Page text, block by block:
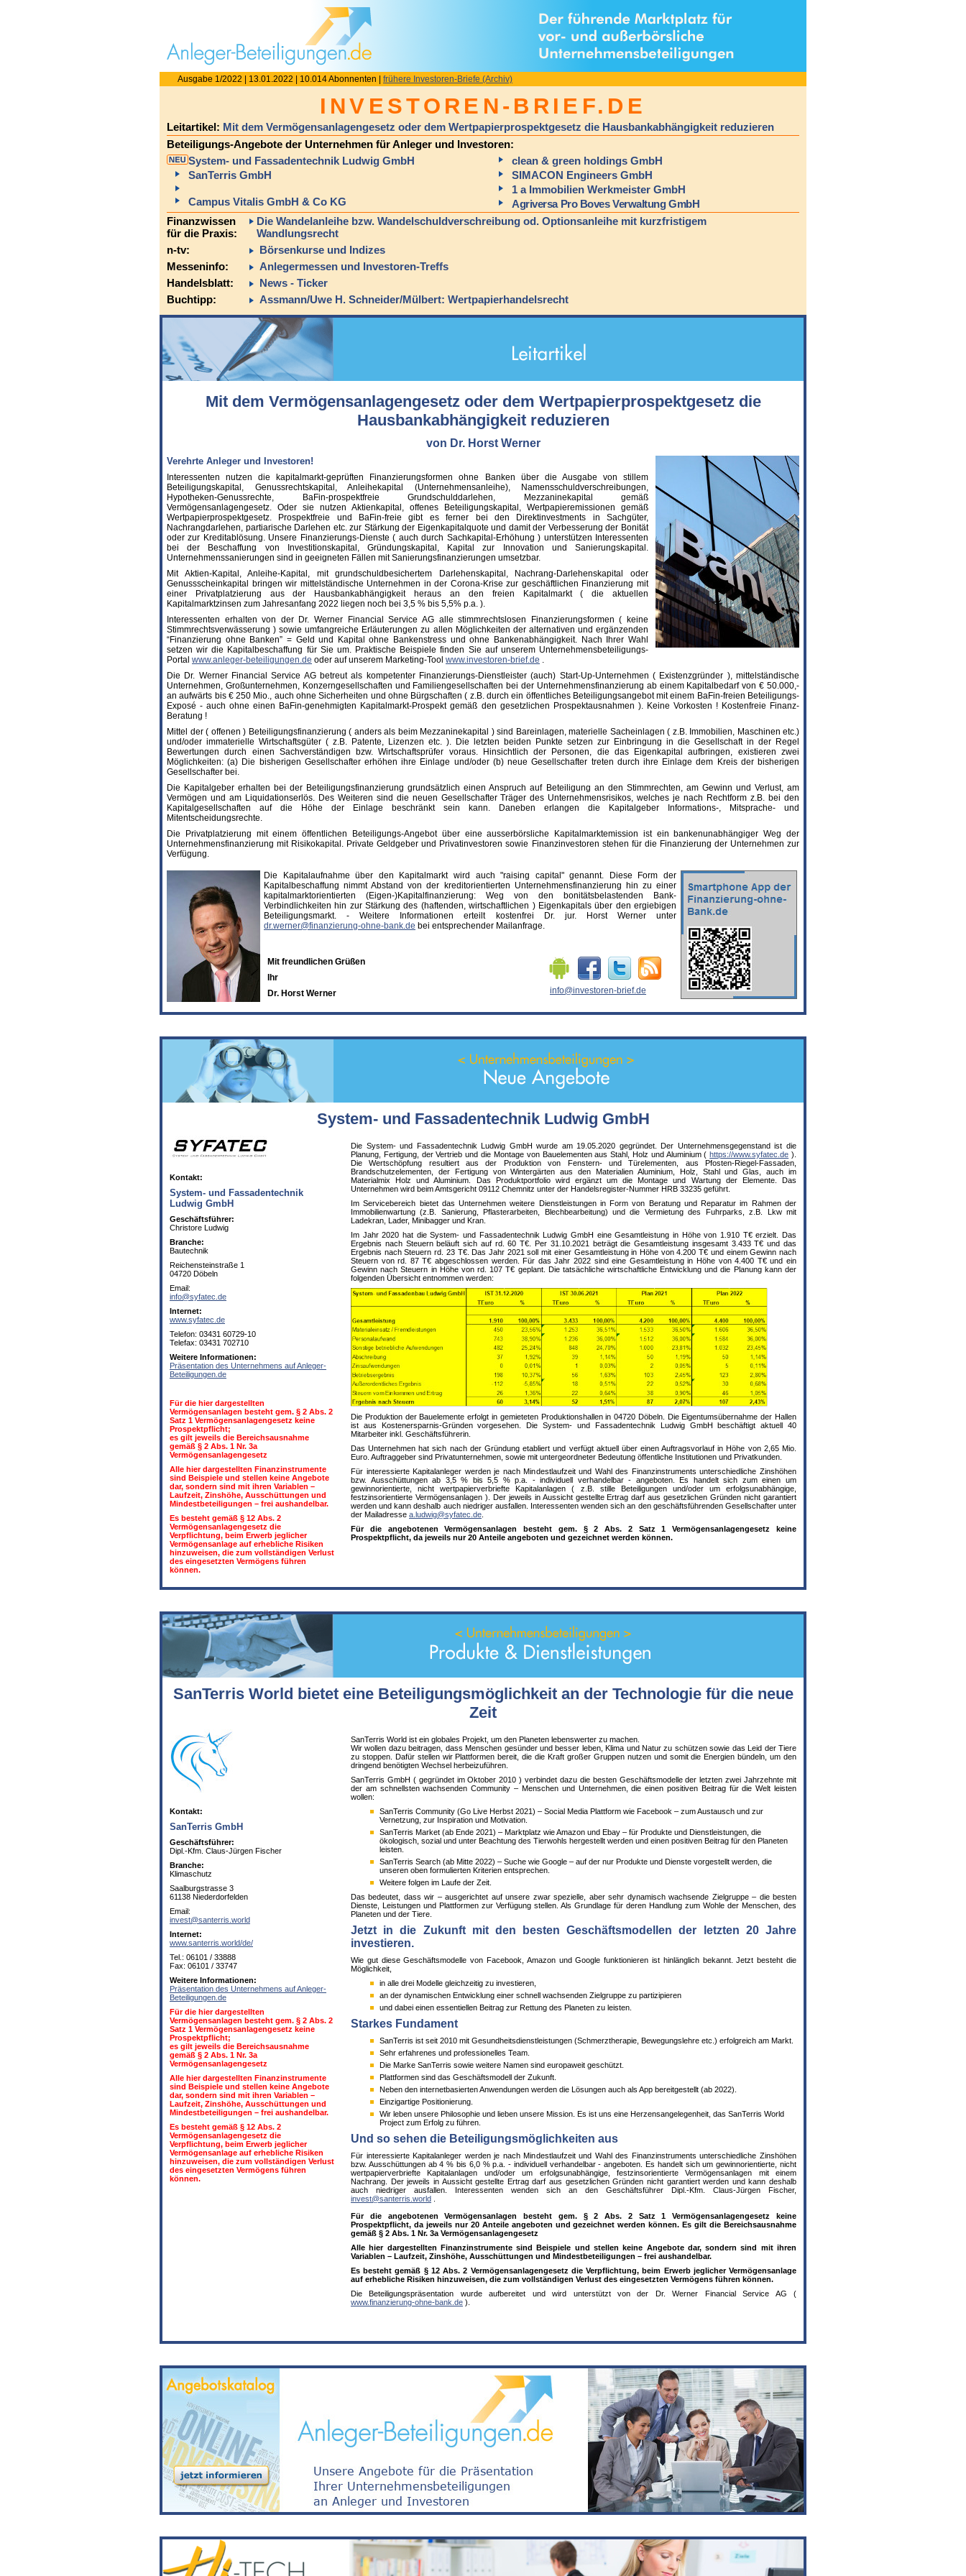
Ausgabe 1/2022 | 13.01.2022 | 10.014 Abonnenten | frühere Investoren-Briefe (Archiv)
INVESTOREN-BRIEF.DE
Leitartikel: Mit dem Vermögensanlagengesetz oder dem Wertpapierprospektgesetz die Hausbankabhängigkeit reduzieren
Beteiligungs-Angebote der Unternehmen für Anleger und Investoren:
System- und Fassadentechnik Ludwig GmbH
SanTerris GmbH
Campus Vitalis GmbH & Co KG
clean & green holdings GmbH
SIMACON Engineers GmbH
1 a Immobilien Werkmeister GmbH
Agriversa Pro Boves Verwaltung GmbH
Finanzwissen
für die Praxis:
Die Wandelanleihe bzw. Wandelschuldverschreibung od. Optionsanleihe mit kurzfristigem
Wandlungsrecht
n-tv:
Börsenkurse und Indizes
Messeninfo:
Anlegermessen und Investoren-Treffs
Handelsblatt:
News - Ticker
Buchtipp:
Assmann/Uwe H. Schneider/Mülbert: Wertpapierhandelsrecht
Mit dem Vermögensanlagengesetz oder dem Wertpapierprospektgesetz die
Hausbankabhängigkeit reduzieren
von Dr. Horst Werner
Verehrte Anleger und Investoren!
Interessenten nutzen die kapitalmarkt-geprüften Finanzierungsformen ohne Banken über die Ausgabe von stillem
Beteiligungskapital, Genussrechtskapital, Anleihekapital (Unternehmensanleihe), Namensschuldverschreibungen,
Hypotheken-Genussrechte, BaFin-prospektfreie Grundschulddarlehen, Mezzaninekapital gemäß
Vermögensanlagengesetz. Oder sie nutzen Aktienkapital, offenes Beteiligungskapital, Wertpapieremissionen gemäß
Wertpapierprospektgesetz. Prospektfreie und BaFin-freie gibt es ferner bei den Direktinvestments in Sachgüter,
Nachrangdarlehen, partiarische Darlehen etc. zur Stärkung der Eigenkapitalquote und damit der Verbesserung der Bonität
oder zur Kreditablösung. Unsere Finanzierungs-Dienste ( auch durch Sachkapital-Erhöhung ) unterstützen Interessenten
bei der Beschaffung von Investitionskapital, Gründungskapital, Kapital zur Innovation und Sanierungskapital.
Unternehmenssanierungen sind in geeigneten Fällen mit Sanierungsfinanzierungen umsetzbar.
Mit Aktien-Kapital, Anleihe-Kapital, mit grundschuldbesichertem Darlehenskapital, Nachrang-Darlehenskapital oder
Genussscheinkapital bringen wir mittelständische Unternehmen in der Corona-Krise zur geschäftlichen Finanzierung mit
einer Privatplatzierung aus der Hausbankabhängigkeit heraus an den freien Kapitalmarkt ( die aktuellen
Kapitalmarktzinsen zum Jahresanfang 2022 liegen noch bei 3,5 % bis 5,5% p.a. ).
Interessenten erhalten von der Dr. Werner Financial Service AG alle stimmrechtslosen Finanzierungsformen ( keine
Stimmrechtsverwässerung ) sowie umfangreiche Erläuterungen zu allen Möglichkeiten der alternativen und ergänzenden
“Finanzierung ohne Banken” = Geld und Kapital ohne Bankenstress und ohne Bankenabhängigkeit. Nach Ihrer Wahl
setzen wir die Kapitalbeschaffung für Sie um. Praktische Beispiele finden Sie auf unserem Unternehmensbeteiligungs-
Portal www.anleger-beteiligungen.de oder auf unserem Marketing-Tool www.investoren-brief.de .
Die Dr. Werner Financial Service AG betreut als kompetenter Finanzierungs-Dienstleister (auch) Start-Up-Unternehmen ( Existenzgründer ), mittelständische
Unternehmen, Großunternehmen, Konzerngesellschaften und Familiengesellschaften bei der Unternehmensfinanzierung ab einem Kapitalbedarf von € 50.000,-
an aufwärts bis € 250 Mio., auch ohne Sicherheiten und ohne Bürgschaften ( z.B. durch ein öffentliches Beteiligungsangebot mit einem BaFin-freien Beteiligungs-
Exposé - auch ohne einen BaFin-genehmigten Kapitalmarkt-Prospekt gemäß den gesetzlichen Prospektausnahmen ). Keine Vorkosten ! Kostenfreie Finanz-
Beratung !
Mittel der ( offenen ) Beteiligungsfinanzierung ( anders als beim Mezzaninekapital ) sind Bareinlagen, materielle Sacheinlagen ( z.B. Immobilien, Maschinen etc.)
und/oder immaterielle Wirtschaftsgüter ( z.B. Patente, Lizenzen etc. ). Die letzten beiden Punkte setzen zur Einbringung in die Gesellschaft in der Regel
Bewertungen durch einen Sachverständigen bzw. Wirtschaftsprüfer voraus. Hinsichtlich der Personen, die das Eigenkapital aufbringen, existieren zwei
Möglichkeiten: (a) Die bisherigen Gesellschafter erhöhen ihre Einlage und/oder (b) neue Gesellschafter treten durch ihre Einlage dem Kreis der bisherigen
Gesellschafter bei.
Die Kapitalgeber erhalten bei der Beteiligungsfinanzierung grundsätzlich einen Anspruch auf Beteiligung an den Stimmrechten, am Gewinn und Verlust, am
Vermögen und am Liquidationserlös. Des Weiteren sind die neuen Gesellschafter Träger des Unternehmensrisikos, welches je nach Rechtform z.B. bei den
Kapitalgesellschaften auf die Höhe der Einlage beschränkt sein kann. Daneben erlangen die Kapitalgeber Informations-, Mitsprache- und
Mitentscheidungsrechte.
Die Privatplatzierung mit einem öffentlichen Beteiligungs-Angebot über eine ausserbörsliche Kapitalmarktemission ist ein bankenunabhängiger Weg der
Unternehmensfinanzierung mit Risikokapital. Private Geldgeber und Privatinvestoren sowie Finanzinvestoren stehen für die Finanzierung der Unternehmen zur
Verfügung.
Die Kapitalaufnahme über den Kapitalmarkt wird auch "raising capital" genannt. Diese Form der
Kapitalbeschaffung nimmt Abstand von der kreditorientierten Unternehmensfinanzierung hin zu einer
kapitalmarktorientierten (Eigen-)Kapitalfinanzierung: Weg von den bonitätsbelastenden Bank-
Verbindlichkeiten hin zur Stärkung des (haftenden, wirtschaftlichen ) Eigenkapitals über den ergiebigen
Beteiligungsmarkt. - Weitere Informationen erteilt kostenfrei Dr. jur. Horst Werner unter
dr.werner@finanzierung-ohne-bank.de bei entsprechender Mailanfrage.
Mit freundlichen Grüßen
Ihr
Dr. Horst Werner
info@investoren-brief.de
System- und Fassadentechnik Ludwig GmbH
Die System- und Fassadentechnik Ludwig GmbH wurde am 19.05.2020 gegründet. Der Unternehmensgegenstand ist die
Planung, Fertigung, der Vertrieb und die Montage von Bauelementen aus Stahl, Holz und Aluminium (https://www.syfatec.de ).
Die Wertschöpfung resultiert aus der Produktion von Fenstern- und Türelementen, aus Pfosten-Riegel-Fassaden,
Brandschutzelementen, der Fertigung von Wintergärten aus den Materialien Aluminium, Holz, Stahl und Glas, auch im
Materialmix Holz und Aluminium. Das Produktportfolio wird ergänzt um die Montage und Wartung der Elemente. Das
Unternehmen wird beim Amtsgericht 09112 Chemnitz unter der Handelsregister-Nummer HRB 33235 geführt.
Im Servicebereich bietet das Unternehmen weitere Dienstleistungen in Form von Beratung und Reparatur im Rahmen der
Immobilienwartung (z.B. Sanierung, Pflasterarbeiten, Blechbearbeitung) und die Vermietung des Fuhrparks, z.B. Lkw mit
Ladekran, Lader, Minibagger und Kran.
Im Jahr 2020 hat die System- und Fassadentechnik Ludwig GmbH eine Gesamtleistung in Höhe von 1.910 T€ erzielt. Das
Ergebnis nach Steuern beläuft sich auf rd. 60 T€. Per 31.10.2021 beträgt die Gesamtleistung insgesamt 3.433 T€ und das
Ergebnis nach Steuern rd. 23 T€. Das Jahr 2021 soll mit einer Gesamtleistung in Höhe von 4.200 T€ und einem Gewinn nach
Steuern von rd. 87 T€ abgeschlossen werden. Für das Jahr 2022 sind eine Gesamtleistung in Höhe von 4.400 T€ und ein
Gewinn nach Steuern in Höhe von rd. 107 T€ geplant. Die tatsächliche wirtschaftliche Entwicklung und die Planung kann der
folgenden Übersicht entnommen werden:
Die Produktion der Bauelemente erfolgt in gemieteten Produktionshallen in 04720 Döbeln. Die Eigentumsübernahme der Hallen
ist aus Kostenersparnis-Gründen vorgesehen. Die System- und Fassadentechnik Ludwig GmbH beschäftigt aktuell 40
Mitarbeiter inkl. Geschäftsführerin.
Das Unternehmen hat sich nach der Gründung etabliert und verfügt aktuell über einen Auftragsvorlauf in Höhe von 2,65 Mio.
Euro. Auftraggeber sind Privatunternehmen, sowie mit untergeordneter Bedeutung öffentliche Institutionen und Privatkunden.
Für interessierte Kapitalanleger werden je nach Mindestlaufzeit und Wahl des Finanzinstruments unterschiedliche Zinshöhen
bzw. Ausschüttungen ab 3,5 % bis 5,5 % p.a. - individuell verhandelbar - angeboten. Es handelt sich zum einen um
gewinnorientierte, nicht wertpapierverbriefte Kapitalanlagen ( z.B. stille Beteiligungen und/oder um erfolgsunabhängige,
festzinsorientierte Vermögensanlagen ). Der jeweils in Aussicht gestellte Ertrag darf aus gesetzlichen Gründen nicht garantiert
werden und kann deshalb auch niedriger ausfallen. Interessenten wenden sich an den geschäftsführenden Gesellschafter unter
der Mailadresse a.ludwig@syfatec.de
Für die angebotenen Vermögensanlagen besteht gem. § 2 Abs. 2 Satz 1 Vermögensanlagengesetz keine
Prospektpflicht, da jeweils nur 20 Anteile angeboten und gezeichnet werden können.
Kontakt:
System- und Fassadentechnik
Ludwig GmbH
Geschäftsführer:
Christore Ludwig
Branche:
Bautechnik
Reichensteinstraße 1
04720 Döbeln
Email:
info@syfatec.de
Internet:
www.syfatec.de
Telefon: 03431 60729-10
Telefax: 03431 702710
Weitere Informationen:
Präsentation des Unternehmens auf Anleger-
Beteiligungen.de
Für die hier dargestellten
Vermögensanlagen besteht gem. § 2 Abs. 2
Satz 1 Vermögensanlagengesetz keine
Prospektpflicht;
es gilt jeweils die Bereichsausnahme
gemäß § 2 Abs. 1 Nr. 3a
Vermögensanlagengesetz
Alle hier dargestellten Finanzinstrumente
sind Beispiele und stellen keine Angebote
dar, sondern sind mit ihren Variablen –
Laufzeit, Zinshöhe, Ausschüttungen und
Mindestbeteiligungen – frei aushandelbar.
Es besteht gemäß § 12 Abs. 2
Vermögensanlagengesetz die
Verpflichtung, beim Erwerb jeglicher
Vermögensanlage auf erhebliche Risiken
hinzuweisen, die zum vollständigen Verlust
des eingesetzten Vermögens führen
können.
SanTerris World bietet eine Beteiligungsmöglichkeit an der Technologie für die neue
Zeit
SanTerris World ist ein globales Projekt, um den Planeten lebenswerter zu machen.
Wir wollen dazu beitragen, dass Menschen gesünder und besser leben, Klima und Natur zu schützen sowie das Leid der Tiere
zu stoppen. Dafür stellen wir Plattformen bereit, die die Kraft großer Gruppen nutzen und somit die Energien bündeln, um den
dringend benötigten Wechsel herbeizuführen.
SanTerris GmbH ( gegründet im Oktober 2010 ) verbindet dazu die besten Geschäftsmodelle der letzten zwei Jahrzehnte mit
der am schnellsten wachsenden Community – Menschen und Unternehmen, die einen positiven Beitrag für die Welt leisten
wollen:
SanTerris Community (Go Live Herbst 2021) – Social Media Plattform wie Facebook – zum Austausch und zur
Vernetzung, zur Inspiration und Motivation.
SanTerris Market (ab Ende 2021) – Marktplatz wie Amazon und Ebay – für Produkte und Dienstleistungen, die
ökologisch, sozial und unter Beachtung des Tierwohls hergestellt werden und einen positiven Beitrag für den Planeten
leisten.
SanTerris Search (ab Mitte 2022) – Suche wie Google – auf der nur Produkte und Dienste vorgestellt werden, die
unseren oben formulierten Kriterien entsprechen.
Weitere folgen im Laufe der Zeit.
Das bedeutet, dass wir – ausgerichtet auf unsere zwar spezielle, aber sehr dynamisch wachsende Zielgruppe – die besten
Dienste, Leistungen und Plattformen zur Verfügung stellen. Als Grundlage für deren Handlung zum Wohle der Menschen, des
Planeten und der Tiere.
Jetzt in die Zukunft mit den besten Geschäftsmodellen der letzten 20 Jahre
investieren.
Wie gut diese Geschäftsmodelle von Facebook, Amazon und Google funktionieren ist hinlänglich bekannt. Jetzt besteht die
Möglichkeit,
in alle drei Modelle gleichzeitig zu investieren,
an der dynamischen Entwicklung einer schnell wachsenden Zielgruppe zu partizipieren
und dabei einen essentiellen Beitrag zur Rettung des Planeten zu leisten.
Starkes Fundament
SanTerris ist seit 2010 mit Gesundheitsdienstleistungen (Schmerztherapie, Bewegungslehre etc.) erfolgreich am Markt.
Sehr erfahrenes und professionelles Team.
Die Marke SanTerris sowie weitere Namen sind europaweit geschützt.
Plattformen sind das Geschäftsmodell der Zukunft.
Neben den internetbasierten Anwendungen werden die Lösungen auch als App bereitgestellt (ab 2022).
Einzigartige Positionierung.
Wir leben unsere Philosophie und lieben unsere Mission. Es ist uns eine Herzensangelegenheit, das SanTerris World
Project zum Erfolg zu führen.
Und so sehen die Beteiligungsmöglichkeiten aus
Für interessierte Kapitalanleger werden je nach Mindestlaufzeit und Wahl des Finanzinstruments unterschiedliche Zinshöhen
bzw. Ausschüttungen ab 4 % bis 6,0 % p.a. - individuell verhandelbar - angeboten. Es handelt sich um gewinnorientierte, nicht
wertpapierverbriefte Kapitalanlagen und/oder um erfolgsunabhängige, festzinsorientierte Vermögensanlagen mit einem
Nachrang. Der jeweils in Aussicht gestellte Ertrag darf aus gesetzlichen Gründen nicht garantiert werden und kann deshalb
auch niedriger ausfallen. Interessenten wenden sich an den Geschäftsführer Dipl.-Kfm. Claus-Jürgen Fischer,
invest@santerris.world
Für die angebotenen Vermögensanlagen besteht gem. § 2 Abs. 2 Satz 1 Vermögensanlagengesetz keine
Prospektpflicht, da jeweils nur 20 Anteile angeboten und gezeichnet werden können. Es gilt die Bereichsausnahme
gemäß § 2 Abs. 1 Nr. 3a Vermögensanlagengesetz
Alle hier dargestellten Finanzinstrumente sind Beispiele und stellen keine Angebote dar, sondern sind mit ihren
Variablen – Laufzeit, Zinshöhe, Ausschüttungen und Mindestbeteiligungen – frei aushandelbar.
Es besteht gemäß § 12 Abs. 2 Vermögensanlagengesetz die Verpflichtung, beim Erwerb jeglicher Vermögensanlage
auf erhebliche Risiken hinzuweisen, die zum vollständigen Verlust des eingesetzten Vermögens führen können.
Die Beteiligungspräsentation wurde aufbereitet und wird unterstützt von der Dr. Werner Financial Service AG (
www.finanzierung-ohne-bank.de ).
Kontakt:
SanTerris GmbH
Geschäftsführer:
Dipl.-Kfm. Claus-Jürgen Fischer
Branche:
Klimaschutz
Saalburgstrasse 3
61138 Niederdorfelden
Email:
invest@santerris.world
Internet:
www.santerris.world/de/
Tel.: 06101 / 33888
Fax: 06101 / 33747
Weitere Informationen:
Präsentation des Unternehmens auf Anleger-
Beteiligungen.de
Für die hier dargestellten
Vermögensanlagen besteht gem. § 2 Abs. 2
Satz 1 Vermögensanlagengesetz keine
Prospektpflicht;
es gilt jeweils die Bereichsausnahme
gemäß § 2 Abs. 1 Nr. 3a
Vermögensanlagengesetz
Alle hier dargestellten Finanzinstrumente
sind Beispiele und stellen keine Angebote
dar, sondern sind mit ihren Variablen –
Laufzeit, Zinshöhe, Ausschüttungen und
Mindestbeteiligungen – frei aushandelbar.
Es besteht gemäß § 12 Abs. 2
Vermögensanlagengesetz die
Verpflichtung, beim Erwerb jeglicher
Vermögensanlage auf erhebliche Risiken
hinzuweisen, die zum vollständigen Verlust
des eingesetzten Vermögens führen
können.